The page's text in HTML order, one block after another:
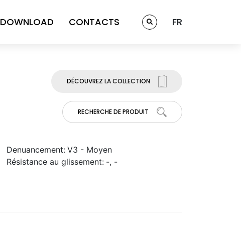
DOWNLOAD CONTACTS FR
DÉCOUVREZ LA COLLECTION
RECHERCHE DE PRODUIT
Denuancement: V3 - Moyen
Résistance au glissement: -, -